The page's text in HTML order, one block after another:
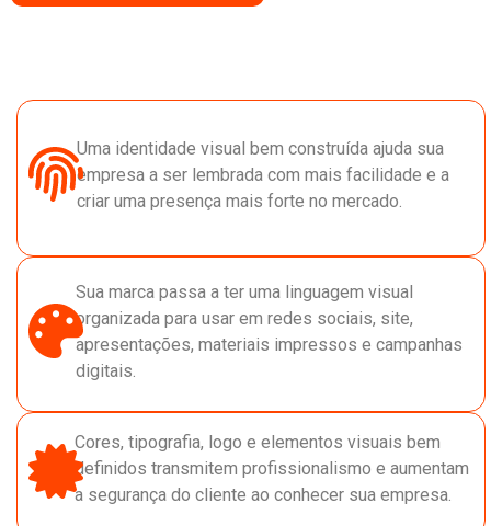
Uma identidade visual bem construída ajuda sua
empresa a ser lembrada com mais facilidade e a
criar uma presença mais forte no mercado.
Sua marca passa a ter uma linguagem visual
organizada para usar em redes sociais, site,
apresentações, materiais impressos e campanhas
digitais.
Cores, tipografia, logo e elementos visuais bem
definidos transmitem profissionalismo e aumentam
a segurança do cliente ao conhecer sua empresa.